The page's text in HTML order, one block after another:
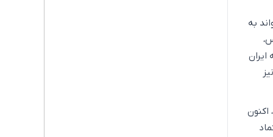
به
۴۰۰ میلیون دلار به ایران
نیز
اکنون